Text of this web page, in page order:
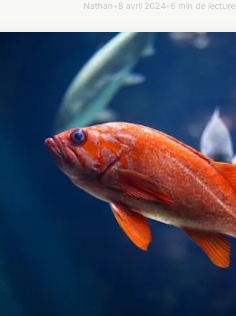
Nathan •8 avril 2024•6 min de lecture